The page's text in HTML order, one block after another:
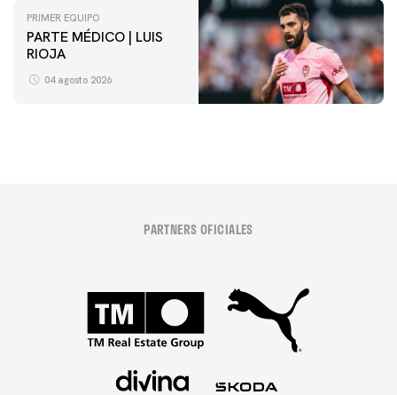
PRIMER EQUIPO
PARTE MÉDICO | LUIS
RIOJA
04 agosto 2026
PARTNERS OFICIALES